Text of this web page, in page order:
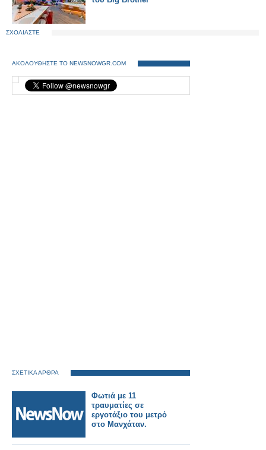
ΣΧΟΛΙΑΣΤΕ
ΑΚΟΛΟΥΘΗΣΤΕ ΤΟ NEWSNOWGR.COM
ΣΧΕΤΙΚΑ ΑΡΘΡΑ
Φωτιά με 11
τραυματίες σε
εργοτάξιο του μετρό
στο Μανχάταν.